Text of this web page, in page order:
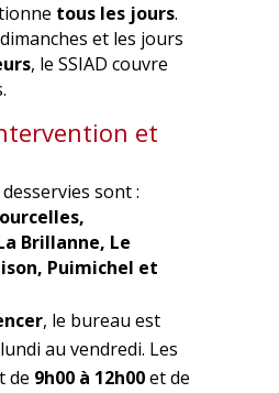
tous les jours.
et les jours
, le SSIAD couvre
et
sont :
Brillanne, Le
Puimichel et
, le bureau est
au vendredi. Les
de 9h00 à 12h00et de